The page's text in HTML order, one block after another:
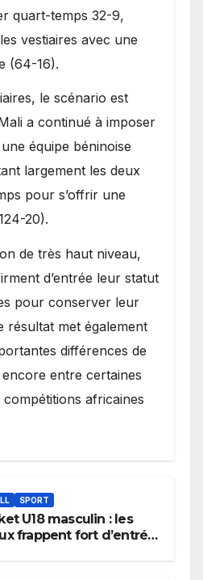
quart-temps 32-9,
vestiaires avec une
(64-16).
le scénario est
a continué à imposer
équipe béninoise
largement les deux
pour s’offrir une
20).
de très haut niveau,
d’entrée leur statut
pour conserver leur
résultat met également
différences de
entre certaines
africaines
SPORT
U18 masculin : les
frappent fort d’entrée